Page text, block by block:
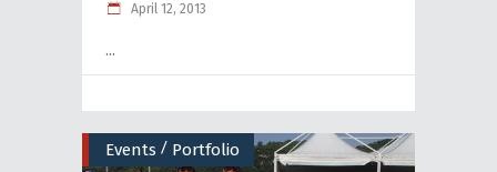
April 12, 2013
Events / Portfolio